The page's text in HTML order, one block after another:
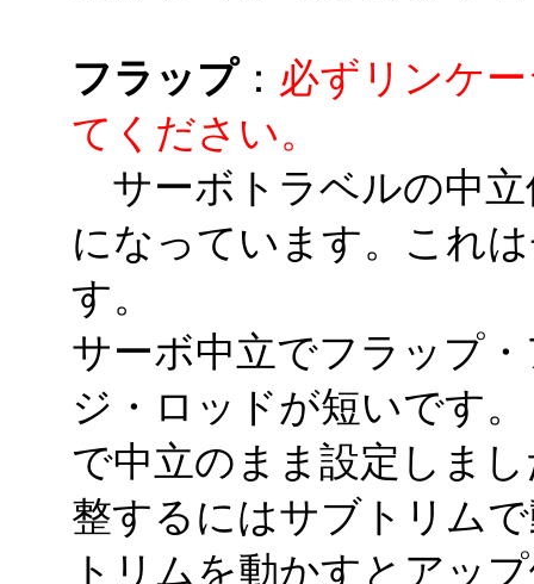
フラップ： 必ずリンケ
てください。
サーボトラベルの中
になっています。これ
す。
サーボ中立でフラップ
ジ・ロッドが短いです
で中立のまま設定しま
整するにはサブトリム
トリムを動かすとアッ